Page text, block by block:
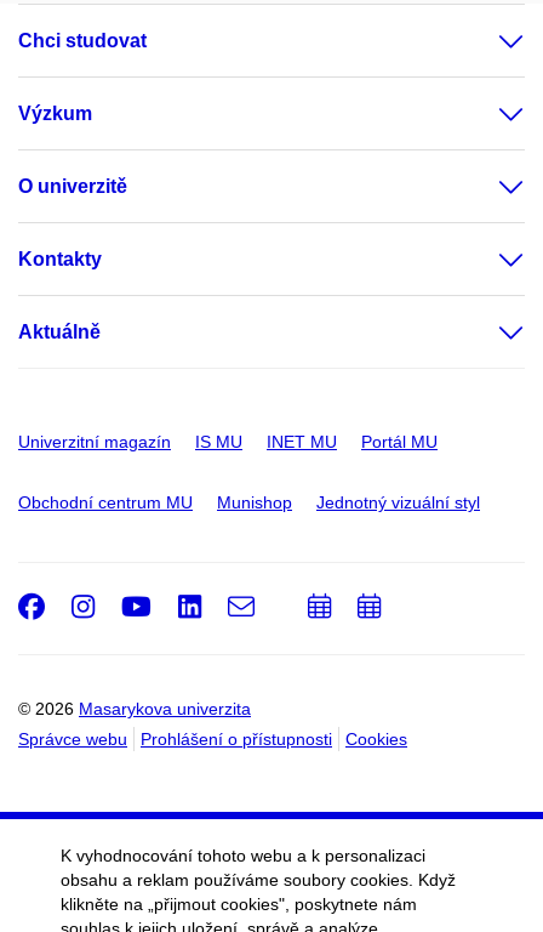
Chci studovat
Výzkum
O univerzitě
Kontakty
Aktuálně
Univerzitní magazín IS MU INET MU Portál MU
Obchodní centrum MU Munishop Jednotný vizuální styl
© 2026 Masarykova univerzita
Správce webu
Prohlášení o přístupnosti Cookies
Facebook
Instagram
Youtube
LinkedIn
e-
PřidatPřidat
K vyhodnocování tohoto webu a k personalizaci
obsahu a reklam používáme soubory cookies. Když
klikněte na „přijmout cookies", poskytnete nám